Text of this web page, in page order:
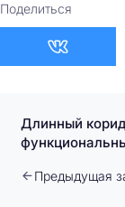
Поделиться
Длинный
Предыдущая